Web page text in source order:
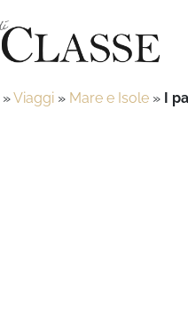
»Viaggi » Mare e Isole » I